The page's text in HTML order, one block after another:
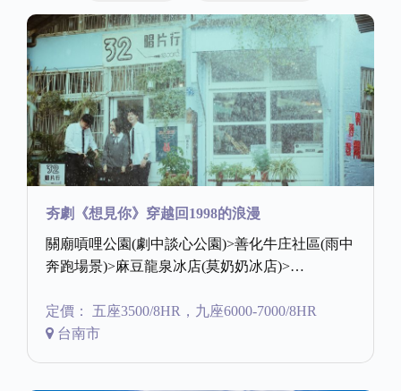
夯劇《想見你》穿越回1998的浪漫
關廟嗊哩公園(劇中談心公園)>善化牛庄社區(雨中
奔跑場景)>麻豆龍泉冰店(莫奶奶冰店)>…
定價： 五座3500/8HR，九座6000-7000/8HR
台南市